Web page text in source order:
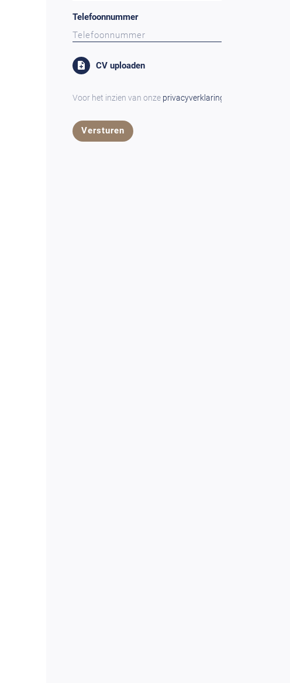
Telefoonnummer
CV uploaden
Voor het inzien van onze privacyverklaring